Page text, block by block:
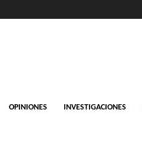
OPINIONES INVESTIGACIONES